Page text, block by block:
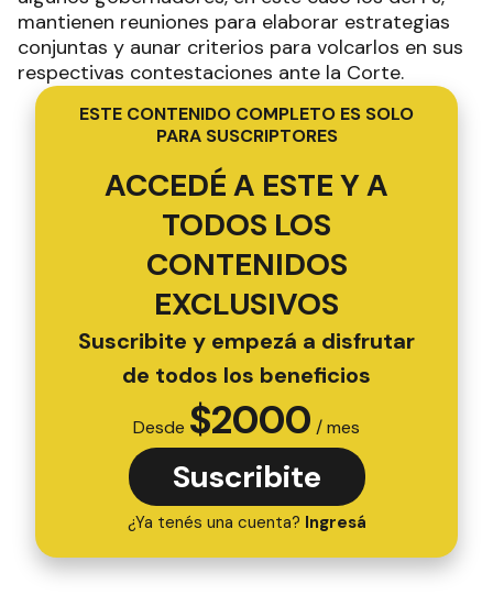
mantienen reuniones para elaborar estrategias
conjuntas y aunar criterios para volcarlos en sus
respectivas contestaciones ante la Corte.
ESTE CONTENIDO COMPLETO ES SOLO
PARA SUSCRIPTORES
ACCEDÉ A ESTE Y A
TODOS LOS
CONTENIDOS
EXCLUSIVOS
Suscribite y empezá a disfrutar
de todos los beneficios
Desde $2000 / mes
Suscribite
¿Ya tenés una cuenta? Ingresá